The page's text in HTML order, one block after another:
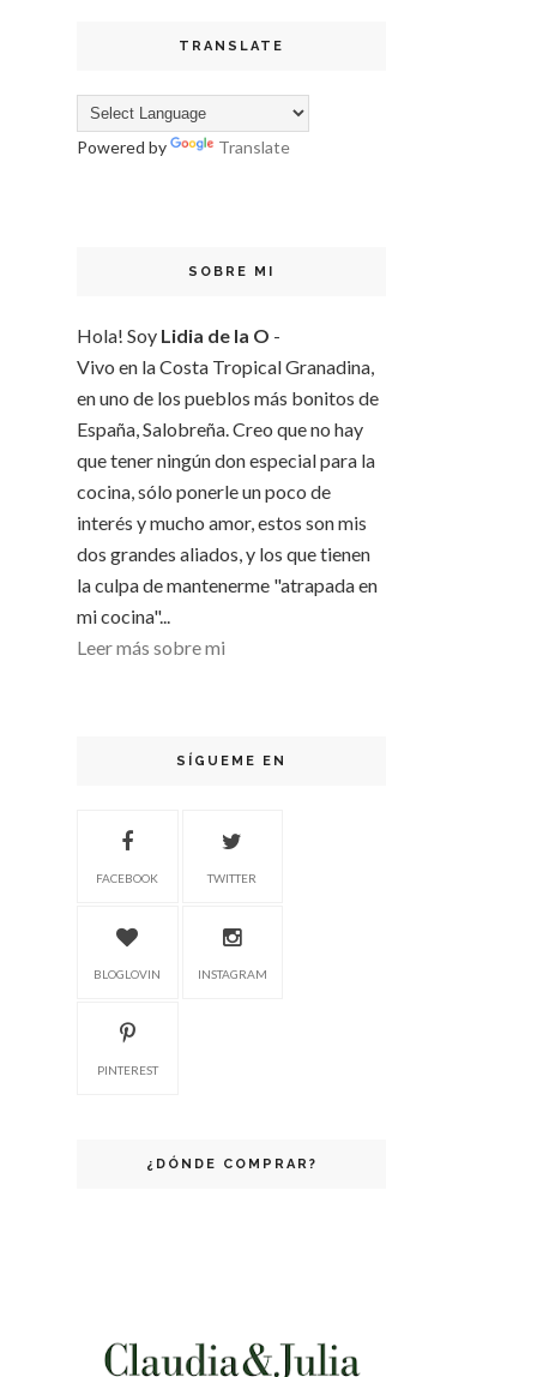
TRANSLATE
Powered by Translate
SOBRE MI
Hola! Soy Lidia de la O -
Vivo en la Costa Tropical Granadina,
en uno de los pueblos más bonitos de
España, Salobreña. Creo que no hay
que tener ningún don especial para la
cocina, sólo ponerle un poco de
interés y mucho amor, estos son mis
dos grandes aliados, y los que tienen
la culpa de mantenerme "atrapada en
mi cocina"...
Leer más sobre mi
SÍGUEME EN
FACEBOOK TWITTER
BLOGLOVIN INSTAGRAM
PINTEREST
¿DÓNDE COMPRAR?